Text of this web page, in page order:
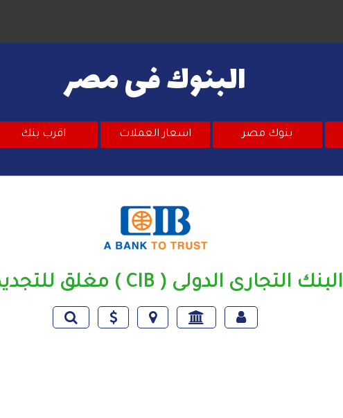
البنوك فى مصر
بنوك مصر اسعار العملات اقرب بنك
البنك التجارى الدولى ( CIB ) مغلق للتجديدات